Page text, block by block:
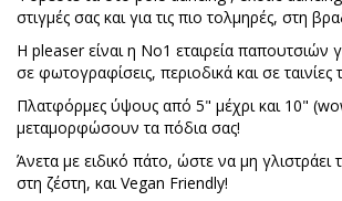
στιγμές σας και για τις πιο τολμηρές, στη
Η pleaser είναι η No1 εταιρεία παπουτσιών
σε φωτογραφίσεις, περιοδικά και σε
Πλατφόρμες ύψους από 5" μέχρι και 10"
μεταμορφώσουν τα πόδια σας!
Άνετα με ειδικό πάτο, ώστε να μη γλιστράει
στη ζέστη, και Vegan Friendly!